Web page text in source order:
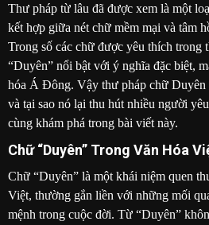
Thư pháp từ lâu đã được xem là một
kết hợp giữa nét chữ mềm mại và tâm
Trong số các chữ được yêu thích trong
“Duyên” nổi bật với ý nghĩa đặc biệt,
hóa Á Đông. Vậy thư pháp chữ Duyên
và tại sao nó lại thu hút nhiều người
cùng khám phá trong bài viết này.
Chữ “Duyên” Trong Văn Hóa
Chữ “Duyên” là một khái niệm quen
Việt, thường gắn liền với những mối
mệnh trong cuộc đời. Từ “Duyên”